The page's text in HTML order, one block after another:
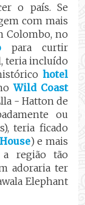
o país. Se
com mais
Colombo, no
para curtir
teria incluído
hotel
Wild Coast
- Hatton de
ou
teria ficado
) e mais
região tão
adoraria ter
Elephant